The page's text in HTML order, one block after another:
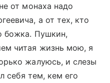
от монаха надо
а от тех, кто
божка. Пушкин,
читая жизнь мою, я
жалуюсь, и слезы
себя тем, кем его